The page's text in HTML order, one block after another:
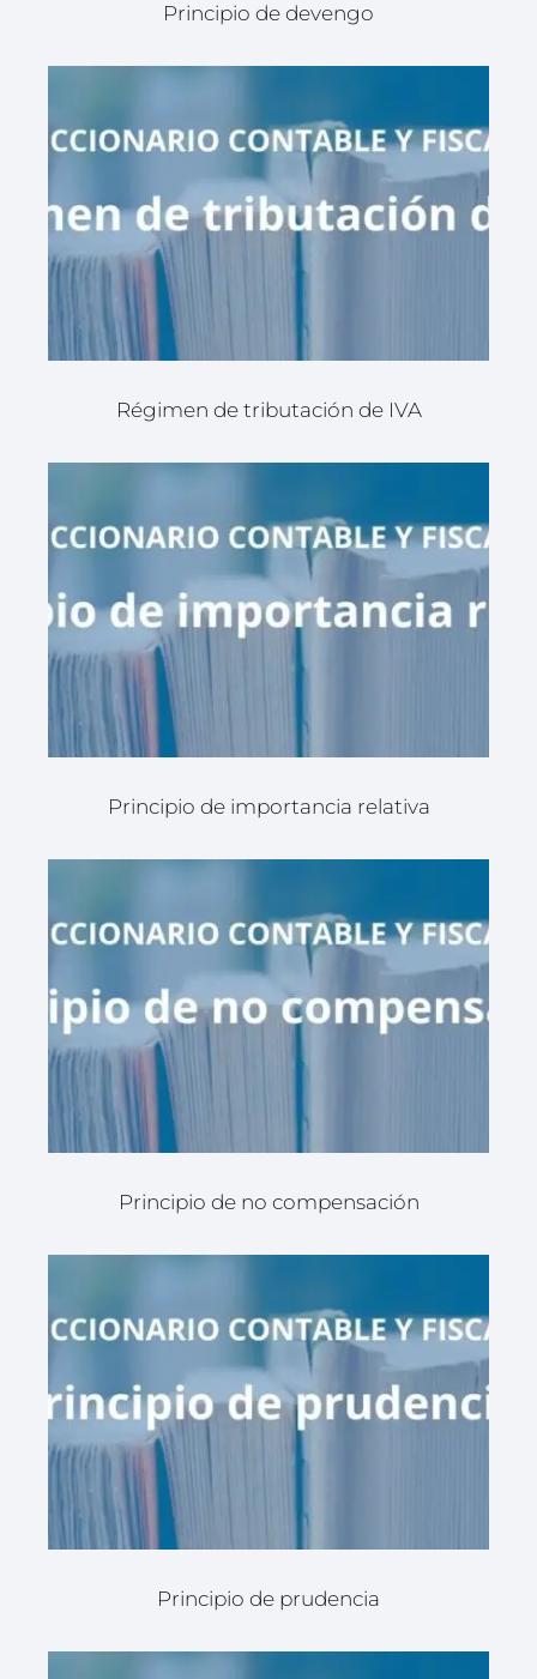
Principio de devengo
Régimen de tributación de IVA
Principio de importancia relativa
Principio de no compensación
Principio de prudencia